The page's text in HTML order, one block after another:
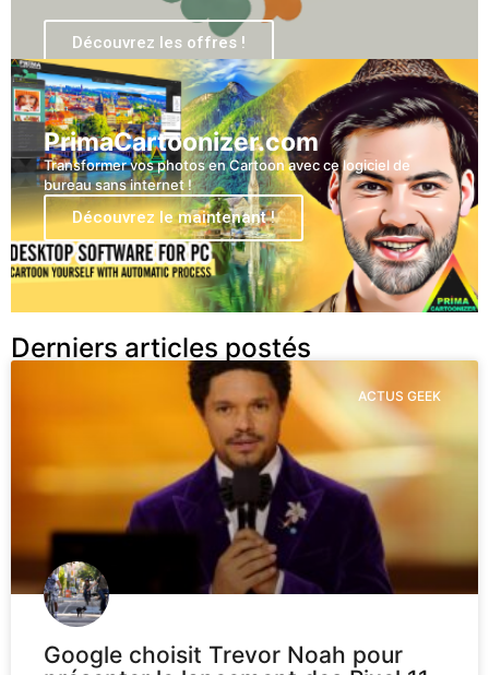
Découvrez les offres !
PrimaCartoonizer.com
Transformer vos photos en Cartoon avec ce logiciel de
bureau sans internet !
Découvrez le maintenant !
Derniers articles postés
ACTUS GEEK
Google choisit Trevor Noah pour